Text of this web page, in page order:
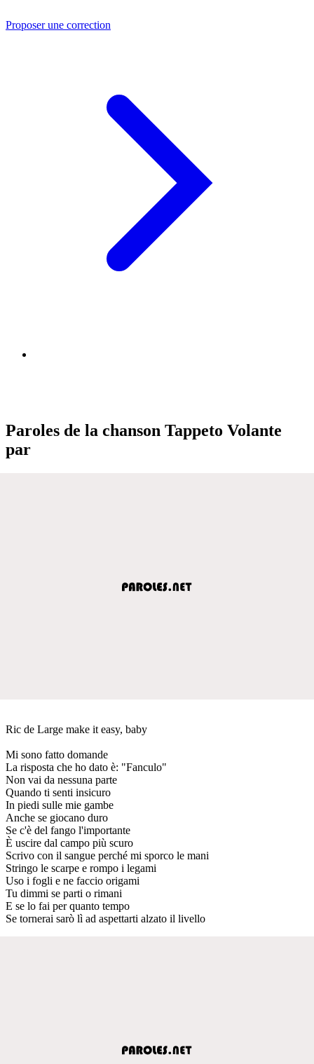
Proposer une correction
Paroles de la chanson Tappeto Volante
par
Ric de Large make it easy, baby
Mi sono fatto domande
La risposta che ho dato è: "Fanculo"
Non vai da nessuna parte
Quando ti senti insicuro
In piedi sulle mie gambe
Anche se giocano duro
Se c'è del fango l'importante
È uscire dal campo più scuro
Scrivo con il sangue perché mi sporco le mani
Stringo le scarpe e rompo i legami
Uso i fogli e ne faccio origami
Tu dimmi se parti o rimani
E se lo fai per quanto tempo
Se tornerai sarò lì ad aspettarti alzato il livello